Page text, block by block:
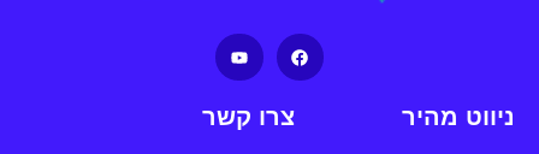
ניווט מהיר צרו קשר